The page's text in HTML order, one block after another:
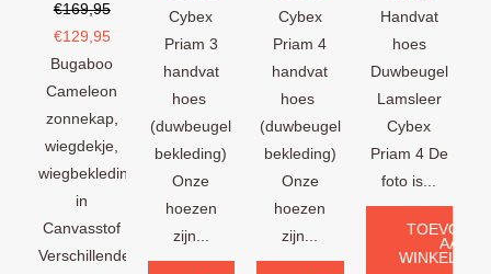
€169,95
€129,95
Bugaboo
Cameleon
zonnekap,
wiegdekje,
wiegbekleding
in
Canvasstof
Verschillende
Cybex
Priam 3
handvat
hoes
(duwbeugel
bekleding)
Onze
hoezen
zijn...
Cybex
Priam 4
handvat
hoes
(duwbeugel
bekleding)
Onze
hoezen
zijn...
Handvat
hoes
Duwbeugel
Lamsleer
Cybex
Priam 4 De
foto is...
AAN